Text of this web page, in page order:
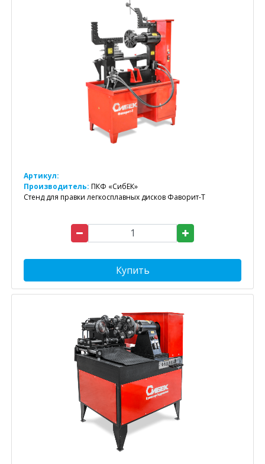
Артикул:
Производитель: ПКФ «СибЕК»
Стенд для правки легкосплавных дисков Фаворит-Т
Купить